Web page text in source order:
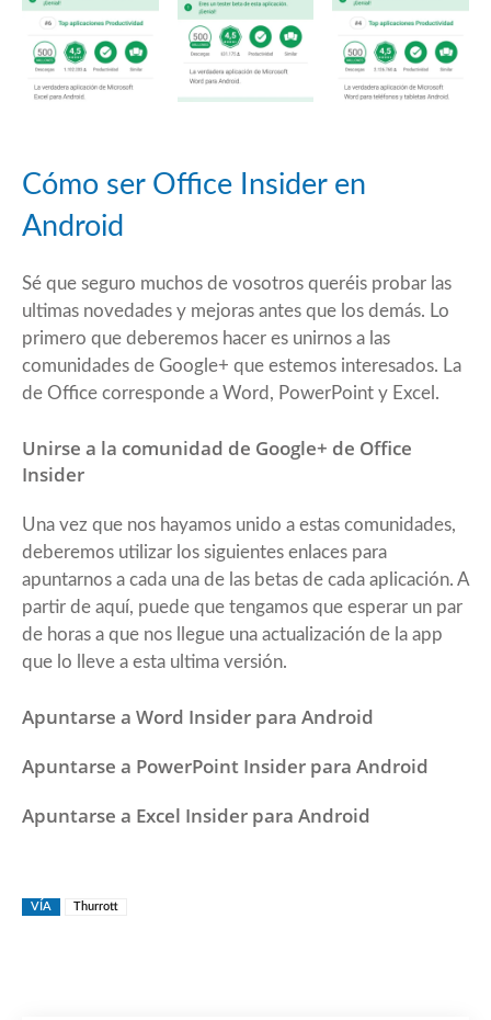
Cómo ser Office Insider en
Android
Sé que seguro muchos de vosotros queréis probar las
ultimas novedades y mejoras antes que los demás. Lo
primero que deberemos hacer es unirnos a las
comunidades de Google+ que estemos interesados. La
de Office corresponde a Word, PowerPoint y Excel.
Unirse a la comunidad de Google+ de Office
Insider
Una vez que nos hayamos unido a estas comunidades,
deberemos utilizar los siguientes enlaces para
apuntarnos a cada una de las betas de cada aplicación. A
partir de aquí, puede que tengamos que esperar un par
de horas a que nos llegue una actualización de la app
que lo lleve a esta ultima versión.
Apuntarse a Word Insider para Android
Apuntarse a PowerPoint Insider para Android
Apuntarse a Excel Insider para Android
VÍA Thurrott